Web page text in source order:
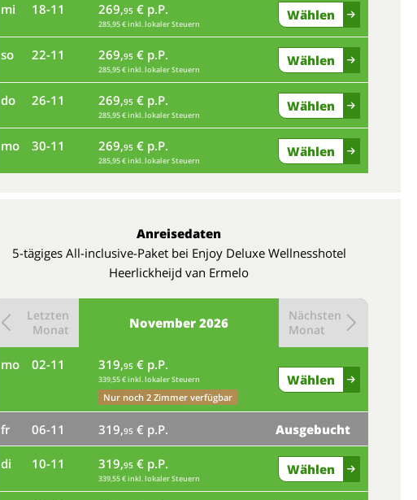
mi 18-11 269,95 € p.P.
285,95 € inkl. lokaler Steuern
Wählen
so 22-11 269,95 € p.P.
285,95 € inkl. lokaler Steuern
Wählen
do 26-11 269,95 € p.P.
285,95 € inkl. lokaler Steuern
Wählen
mo 30-11 269,95 € p.P.
285,95 € inkl. lokaler Steuern
Wählen
Anreisedaten
5-tägiges All-inclusive-Paket bei Enjoy Deluxe Wellnesshotel
Heerlickheijd van Ermelo
November 2026
Letzten
Monat
Nächsten
Monat
mo 02-11 319,95 € p.P.
339,55 € inkl. lokaler Steuern
Nur noch 2 Zimmer verfügbar
Wählen
fr 06-11 319,95 € p.P. Ausgebucht
di 10-11 319,95 € p.P.
339,55 € inkl. lokaler Steuern
Wählen